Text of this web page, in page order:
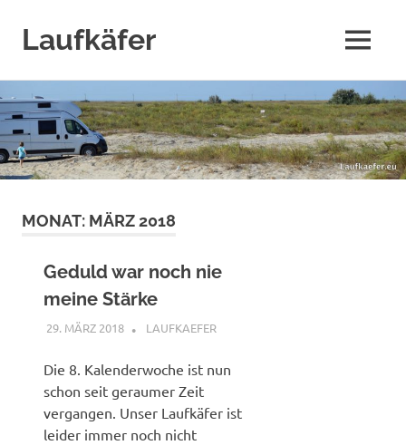
Inhalt
springen
Laufkäfer MENÜ
MONAT: MÄRZ 2018
Geduld war noch nie
meine Stärke
29. MÄRZ 2018 LAUFKAEFERLAUFKÄFER
Die 8. Kalenderwoche ist nun
schon seit geraumer Zeit
vergangen. Unser Laufkäfer ist
leider immer noch nicht